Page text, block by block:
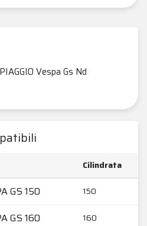
PIAGGIO Vespa Gs Nd
Cilindrata
GS 150 150
GS 160 160